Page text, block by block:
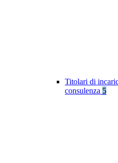
Titolari di
consulenza 5